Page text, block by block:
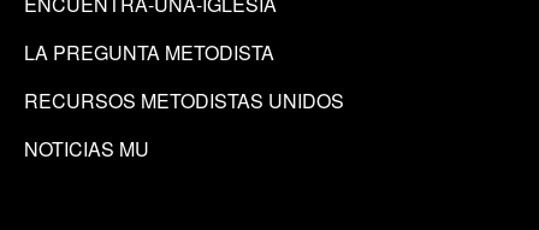
LA PREGUNTA METODISTA
RECURSOS METODISTAS UNIDOS
NOTICIAS MU